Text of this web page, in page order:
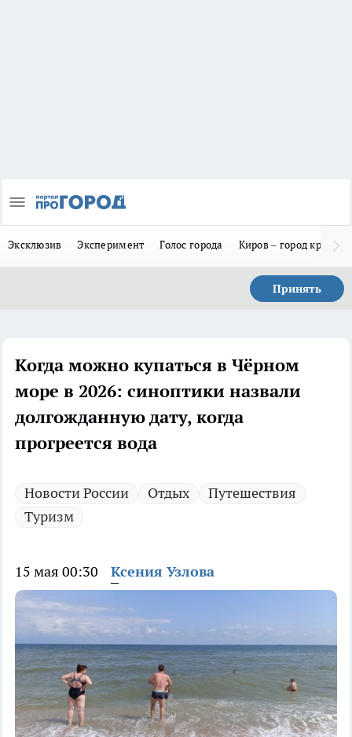
Эксклюзив Эксперимент Голос города Киров – город
Принять
Когда можно купаться в Чёрном
море в 2026: синоптики назвали
долгожданную дату, когда
прогреется вода
Новости России Отдых
Путешествия
Туризм
15 мая 00:30 Ксения Узлова